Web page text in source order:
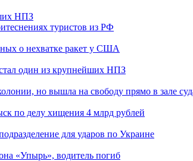
НПЗ
туристов из РФ
о нехватке ракет у США
один из крупнейших НПЗ
но вышла на свободу прямо в зале
по делу хищения 4 млрд рублей
для ударов по Украине
«Упырь», водитель погиб